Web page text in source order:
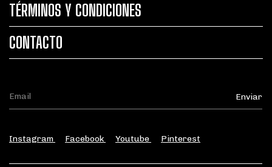
TÉRMINOS Y CONDICIONES
CONTACTO
Instagram Facebook Youtube Pinterest